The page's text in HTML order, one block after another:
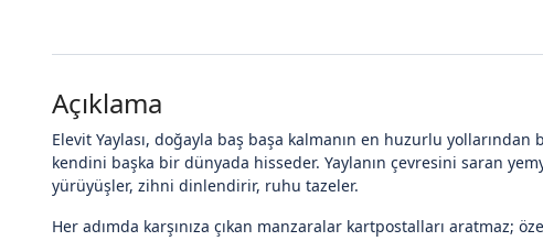
Açıklama
Elevit Yaylası, doğayla baş başa kalmanın en huzurlu
kendini başka bir dünyada hisseder. Yaylanın çevresini saran
yürüyüşler, zihni dinlendirir, ruhu tazeler.
Her adımda karşınıza çıkan manzaralar kartpostalları aratmaz;